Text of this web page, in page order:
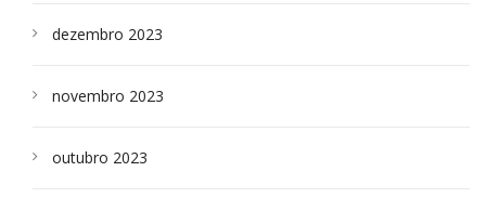
dezembro 2023
novembro 2023
outubro 2023